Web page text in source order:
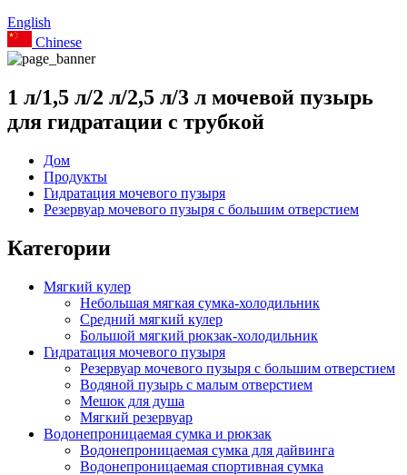
English
Chinese
1 л/1,5 л/2 л/2,5 л/3 л мочевой пузырь
для гидратации с трубкой
Дом
Продукты
Гидратация мочевого пузыря
Резервуар мочевого пузыря с большим отверстием
Категории
Мягкий кулер
Небольшая мягкая сумка-холодильник
Средний мягкий кулер
Большой мягкий рюкзак-холодильник
Гидратация мочевого пузыря
Резервуар мочевого пузыря с большим отверстием
Водяной пузырь с малым отверстием
Мешок для душа
Мягкий резервуар
Водонепроницаемая сумка и рюкзак
Водонепроницаемая сумка для дайвинга
Водонепроницаемая спортивная сумка